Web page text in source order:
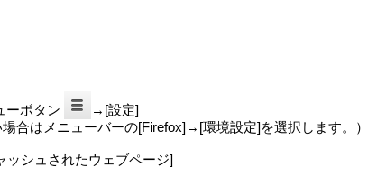
ーボタン
→[設定]
合はメニューバーの[Firefox]→[環境設定]を選択します。）
シュされたウェブページ]